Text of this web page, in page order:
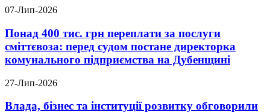
07-Лип-2026
Понад 400 тис. грн переплати за послуги
сміттєвоза: перед судом постане директорка
комунального підприємства на Дубенщині
27-Лип-2026
Влада, бізнес та інституції розвитку обговорили